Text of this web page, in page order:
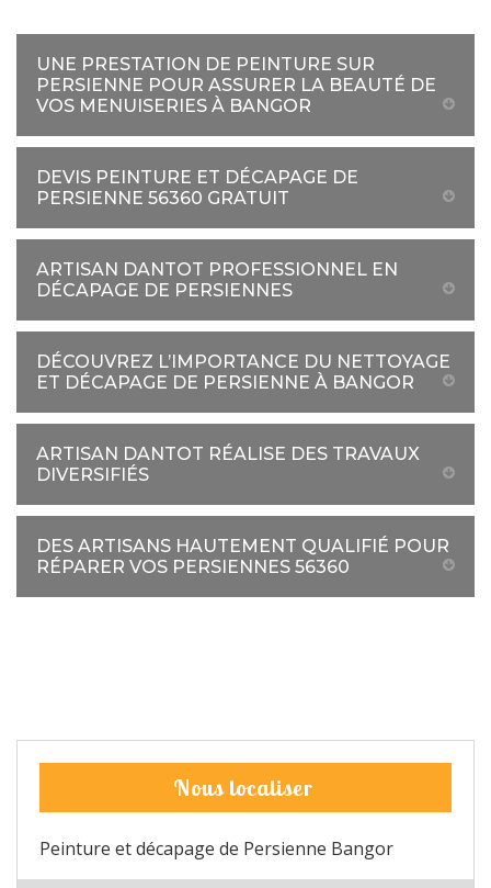
UNE PRESTATION DE PEINTURE SUR
PERSIENNE POUR ASSURER LA BEAUTÉ DE
VOS MENUISERIES À BANGOR
DEVIS PEINTURE ET DÉCAPAGE DE
PERSIENNE 56360 GRATUIT
ARTISAN DANTOT PROFESSIONNEL EN
DÉCAPAGE DE PERSIENNES
DÉCOUVREZ L’IMPORTANCE DU NETTOYAGE
ET DÉCAPAGE DE PERSIENNE À BANGOR
ARTISAN DANTOT RÉALISE DES TRAVAUX
DIVERSIFIÉS
DES ARTISANS HAUTEMENT QUALIFIÉ POUR
RÉPARER VOS PERSIENNES 56360
Nous localiser
Peinture et décapage de Persienne Bangor